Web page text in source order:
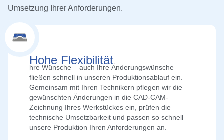
Umsetzung Ihrer Anforderungen.
Hohe Flexibilität
hre Wünsche – auch Ihre Änderungswünsche –
fließen schnell in unseren Produktionsablauf ein.
Gemeinsam mit Ihren Technikern pflegen wir die
gewünschten Änderungen in die CAD-CAM-
Zeichnung Ihres Werkstückes ein, prüfen die
technische Umsetzbarkeit und passen so schnell
unsere Produktion Ihren Anforderungen an.